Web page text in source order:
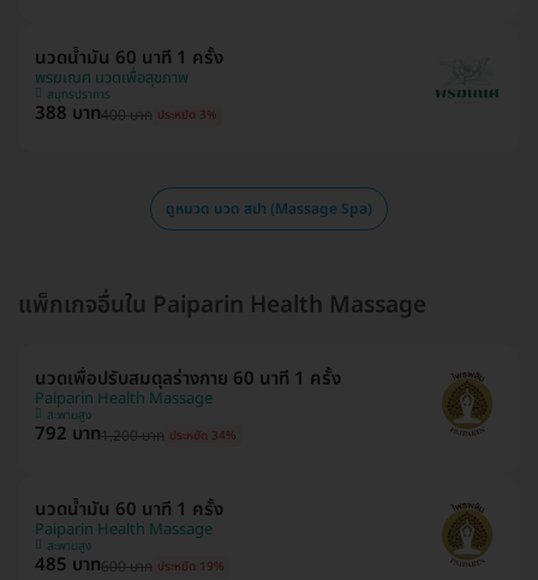
นวดน้ำมัน 60 นาที 1 ครั้ง
พรฆเณศ นวดเพื่อสุขภาพ
สมุทรปราการ
388 บาท400 บาท ประหยัด 3%
ดูหมวด นวด สปา (Massage Spa)
แพ็กเกจอื่นใน Paiparin Health Massage
นวดเพื่อปรับสมดุลร่างกาย 60 นาที 1 ครั้ง
Paiparin Health Massage
สะพานสูง
792 บาท1,200 บาท ประหยัด 34%
นวดน้ำมัน 60 นาที 1 ครั้ง
Paiparin Health Massage
สะพานสูง
485 บาท600 บาท ประหยัด 19%